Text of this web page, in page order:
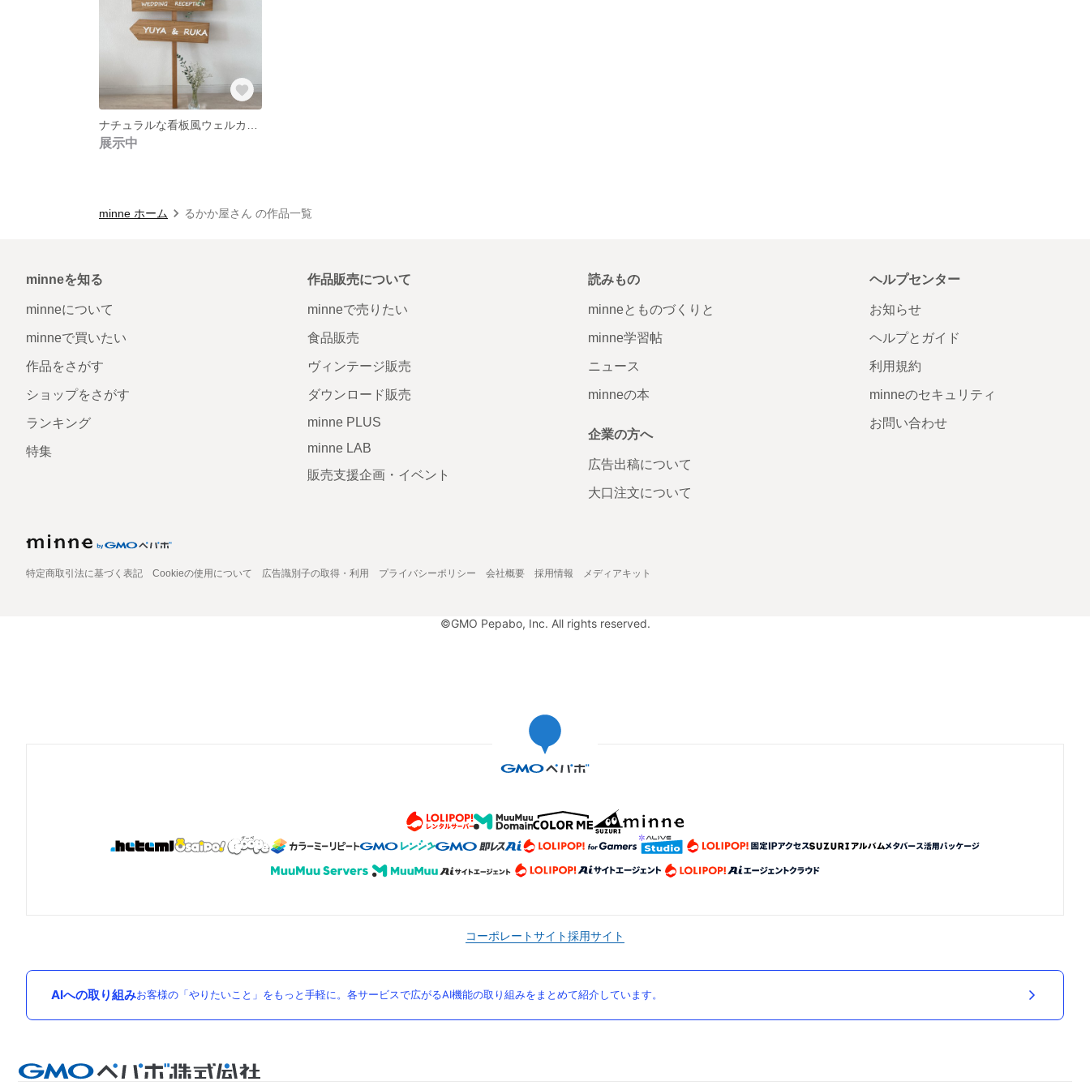
展示中
minne ホーム るかか屋さん の作品一覧
minneを知る
minneについて
minneで買いたい
作品をさがす
ショップをさがす
ランキング
特集
作品販売について
minneで売りたい
食品販売
ヴィンテージ販売
ダウンロード販売
minne PLUS
minne LAB
販売支援企画・イベント
読みもの
minneとものづくりと
minne学習帖
ニュース
minneの本
企業の方へ
広告出稿について
大口注文について
ヘルプセンター
お知らせ
ヘルプとガイド
利用規約
minneのセキュリティ
お問い合わせ
特定商取引法に基づく表記 Cookieの使用について 広告識別子の取得・利用 プライバシーポリシー 会社概要 採用情報 メディアキット
©GMO Pepabo, Inc. All rights reserved.
コーポレートサイト採用サイト
AIへの取り組みお客様の「やりたいこと」をもっと手軽に。各サービスで広がるAI機能の取り組みをまとめて紹介しています。